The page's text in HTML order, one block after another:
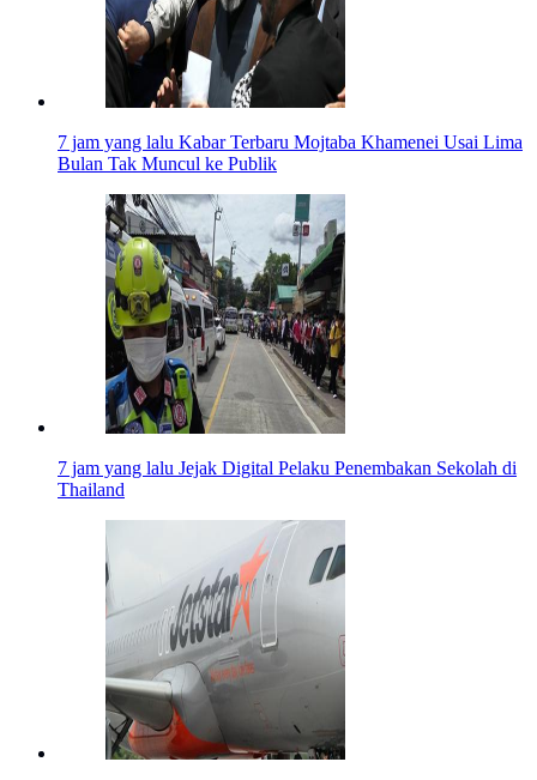
7 jam yang lalu Kabar Terbaru Mojtaba Khamenei Usai Lima
Bulan Tak Muncul ke Publik
7 jam yang lalu Jejak Digital Pelaku Penembakan Sekolah di
Thailand